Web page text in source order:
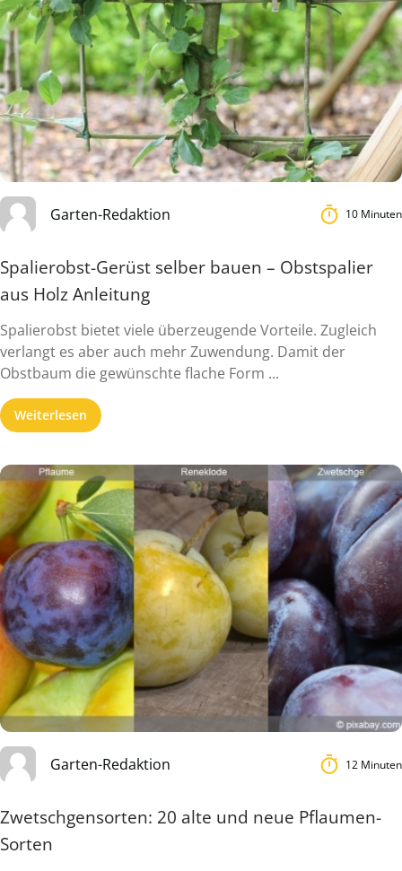
Garten-Redaktion 10 Minuten
Spalierobst-Gerüst selber bauen – Obstspalier
aus Holz Anleitung
Spalierobst bietet viele überzeugende Vorteile. Zugleich
verlangt es aber auch mehr Zuwendung. Damit der
Obstbaum die gewünschte flache Form ...
Weiterlesen
Garten-Redaktion 12 Minuten
Zwetschgensorten: 20 alte und neue Pflaumen-
Sorten